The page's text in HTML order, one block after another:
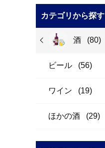
カテゴリから探す
酒 (80)
ビール (56)
ワイン (19)
ほかの酒 (29)